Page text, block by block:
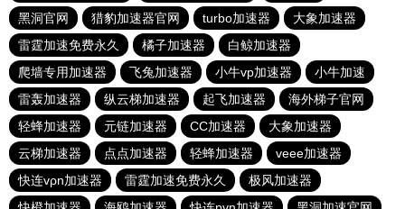
黑洞官网
猎豹加速器官网 turbo加速器
大象加速器
雷霆加速免费永久
橘子加速器
白鲸加速器
爬墙专用加速器
飞兔加速器 小牛vp加速器
小牛加速
雷轰加速器
纵云梯加速器 起飞加速器
海外梯子官网
轻蜂加速器
元链加速器 CC加速器
大象加速器
云梯加速器
点点加速器 轻蜂加速器
veee加速器
快连vρn加速器
雷霆加速免费永久
极风加速器